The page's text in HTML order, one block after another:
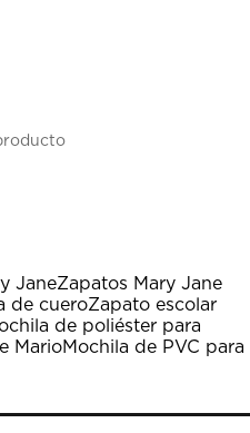
JaneZapatos Mary Jane
de cueroZapato escolar
de poliéster para
MarioMochila de PVC para